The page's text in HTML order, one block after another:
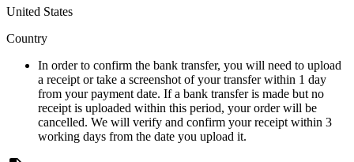
United States
Country
In order to confirm the bank transfer, you will need to upload
a receipt or take a screenshot of your transfer within 1 day
from your payment date. If a bank transfer is made but no
receipt is uploaded within this period, your order will be
cancelled. We will verify and confirm your receipt within 3
working days from the date you upload it.